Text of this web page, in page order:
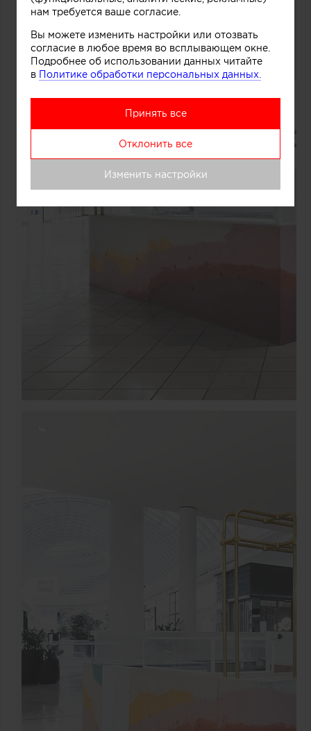
нам требуется ваше согласие.
Вы можете изменить настройки или отозвать
согласие в любое время во всплывающем окне.
Подробнее об использовании данных читайте
в Политике обработки персональных данных.
Принять все
Отклонить все
Изменить настройки